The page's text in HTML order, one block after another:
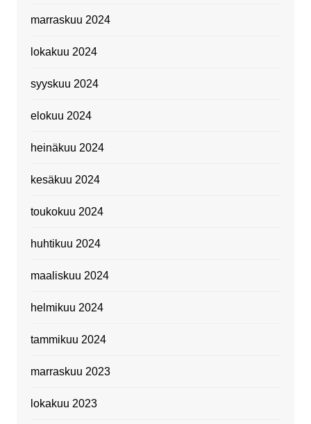
marraskuu 2024
lokakuu 2024
syyskuu 2024
elokuu 2024
heinäkuu 2024
kesäkuu 2024
toukokuu 2024
huhtikuu 2024
maaliskuu 2024
helmikuu 2024
tammikuu 2024
marraskuu 2023
lokakuu 2023